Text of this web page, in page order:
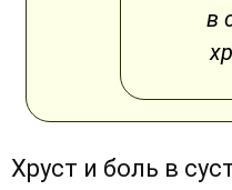
в
Хруст и боль в